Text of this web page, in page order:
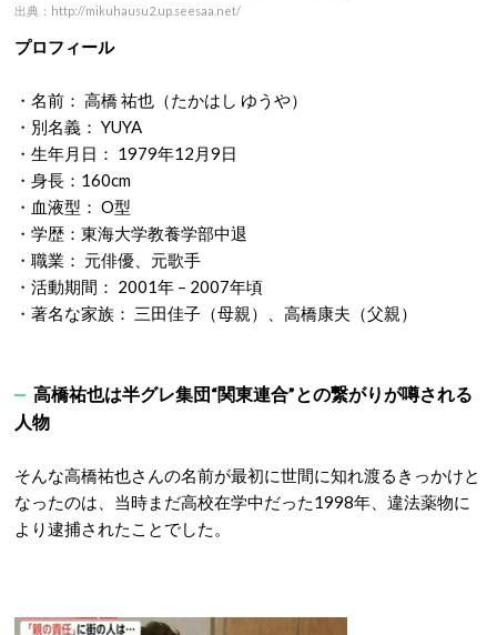
出典：http://mikuhausu2.up.seesaa.net/
プロフィール
・名前： 高橋 祐也（たかはし ゆうや）
・別名義： YUYA
・生年月日： 1979年12月9日
・身長：160cm
・血液型： O型
・学歴：東海大学教養学部中退
・職業： 元俳優、元歌手
・活動期間： 2001年 – 2007年頃
・著名な家族： 三田佳子（母親）、高橋康夫（父親）
高橋祐也は半グレ集団“関東連合”との繋がりが噂される
人物
そんな高橋祐也さんの名前が最初に世間に知れ渡るきっかけと
なったのは、当時まだ高校在学中だった1998年、違法薬物に
より逮捕されたことでした。